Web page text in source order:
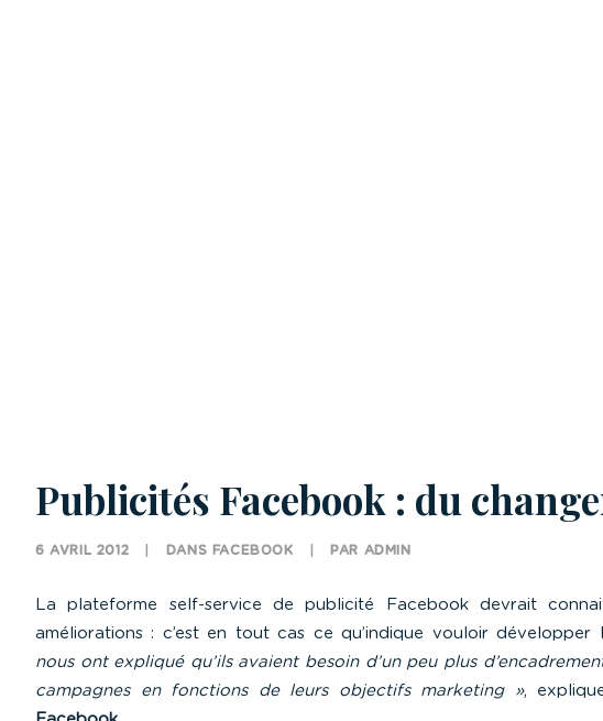
Publicités Facebook : du
6 AVRIL 2012 DANS FACEBOOK PAR ADMIN
La plateforme self-service de publicité Facebookdevrait
améliorations : c’est en tout cas ce qu’indique vouloir développer
nous ont expliqué qu’ils avaient besoin d’un peu plus
campagnes en fonctions de leurs objectifs marketing »,